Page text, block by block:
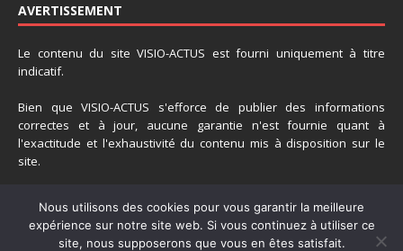
AVERTISSEMENT
Le contenu du site VISIO-ACTUS est fourni uniquement à titre
indicatif.
Bien que VISIO-ACTUS s'efforce de publier des informations
correctes et à jour, aucune garantie n'est fournie quant à
l'exactitude et l'exhaustivité du contenu mis à disposition sur le
site.
cas de perte de données accidentelle suite à l'utilisation des
tutoriaux fournis sur ce site.
Nous utilisons des cookies pour vous garantir la meilleure
expérience sur notre site web. Si vous continuez à utiliser ce
site, nous supposerons que vous en êtes satisfait.